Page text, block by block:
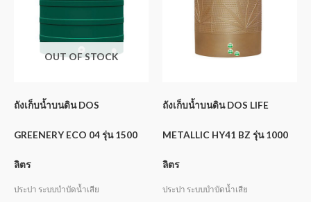
OUT OF STOCK
ถังเก็บน้ำบนดิน DOS
GREENERY ECO 04 รุ่น 1500
ลิตร
ประปา ระบบบำบัดน้ำเสีย
ถังเก็บน้ำบนดิน DOS LIFE
METALLIC HY41 BZ รุ่น 1000
ลิตร
ประปา ระบบบำบัดน้ำเสีย